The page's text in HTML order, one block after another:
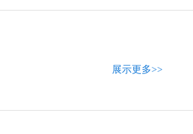
展示更多>>